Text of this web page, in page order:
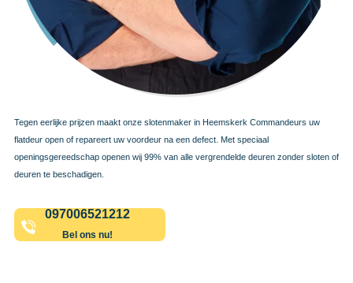
Tegen eerlijke prijzen maakt onze slotenmaker in Heemskerk Commandeurs uw
flatdeur open of repareert uw voordeur na een defect. Met speciaal
openingsgereedschap openen wij 99% van alle vergrendelde deuren zonder sloten of
deuren te beschadigen.
097006521212
Bel ons nu!